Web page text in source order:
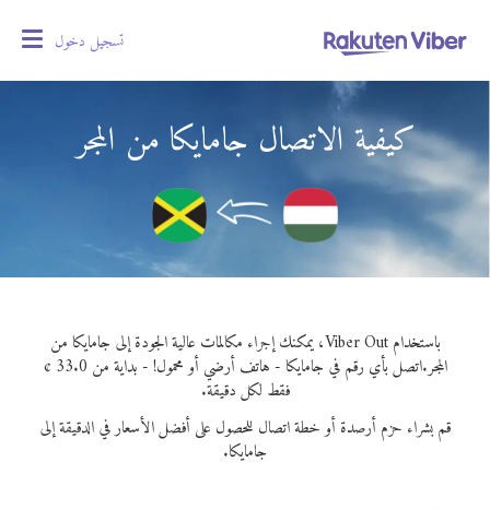
تسجيل دخول
كيفية الاتصال جامايكا من المجر
باستخدام Viber Out، يمكنك إجراء مكالمات عالية الجودة إلى جامايكا من
المجر.
اتصل بأي رقم في جامايكا - هاتف أرضي أو محمول! - بداية من 33.0 ¢
فقط لكل دقيقة.
قم بشراء حزم أرصدة أو خطة اتصال للحصول على أفضل الأسعار في الدقيقة إلى
جامايكا.